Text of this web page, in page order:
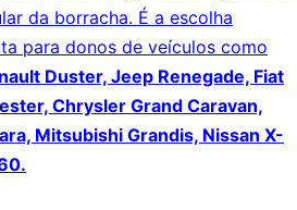
da borracha. É a escolha
para donos de veículos como
Duster, Jeep Renegade, Fiat
Chrysler Grand Caravan,
Mitsubishi Grandis, Nissan X-